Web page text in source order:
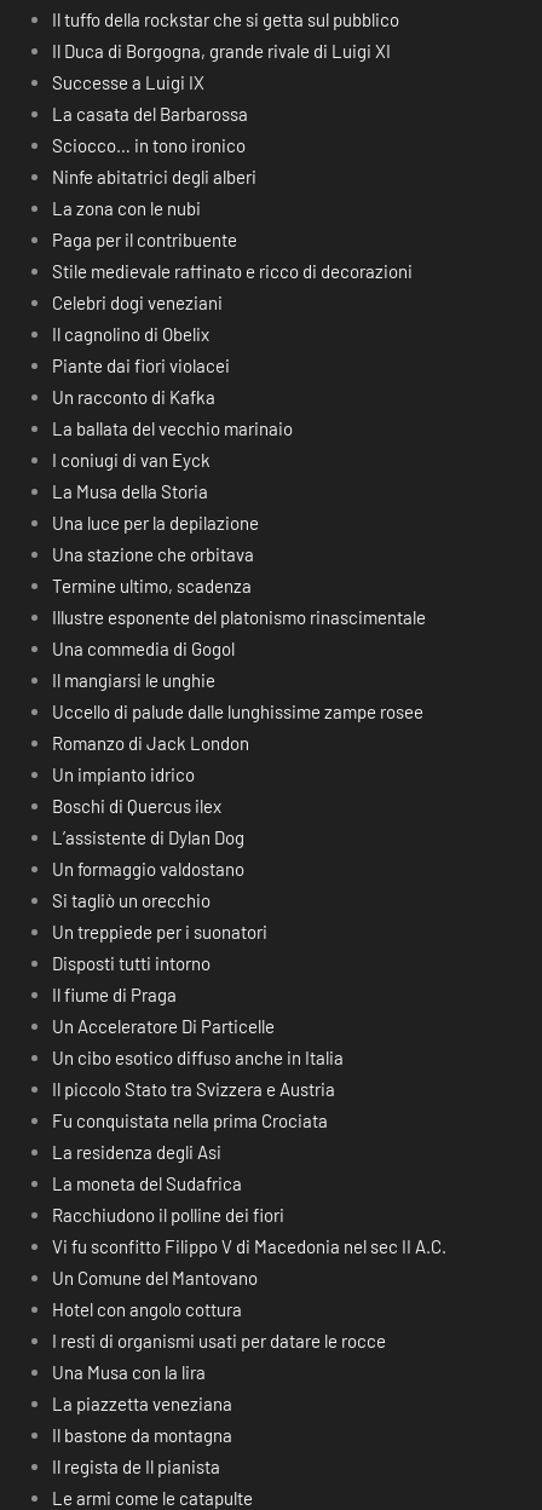
Il tuffo della rockstar che si getta sul pubblico
Il Duca di Borgogna, grande rivale di Luigi XI
Successe a Luigi IX
La casata del Barbarossa
Sciocco… in tono ironico
Ninfe abitatrici degli alberi
La zona con le nubi
Paga per il contribuente
Stile medievale raffinato e ricco di decorazioni
Celebri dogi veneziani
Il cagnolino di Obelix
Piante dai fiori violacei
Un racconto di Kafka
La ballata del vecchio marinaio
I coniugi di van Eyck
La Musa della Storia
Una luce per la depilazione
Una stazione che orbitava
Termine ultimo, scadenza
Illustre esponente del platonismo rinascimentale
Una commedia di Gogol
Il mangiarsi le unghie
Uccello di palude dalle lunghissime zampe rosee
Romanzo di Jack London
Un impianto idrico
Boschi di Quercus ilex
L’assistente di Dylan Dog
Un formaggio valdostano
Si tagliò un orecchio
Un treppiede per i suonatori
Disposti tutti intorno
Il fiume di Praga
Un Acceleratore Di Particelle
Un cibo esotico diffuso anche in Italia
Il piccolo Stato tra Svizzera e Austria
Fu conquistata nella prima Crociata
La residenza degli Asi
La moneta del Sudafrica
Racchiudono il polline dei fiori
Vi fu sconfitto Filippo V di Macedonia nel sec II A.C.
Un Comune del Mantovano
Hotel con angolo cottura
I resti di organismi usati per datare le rocce
Una Musa con la lira
La piazzetta veneziana
Il bastone da montagna
Il regista de Il pianista
Le armi come le catapulte